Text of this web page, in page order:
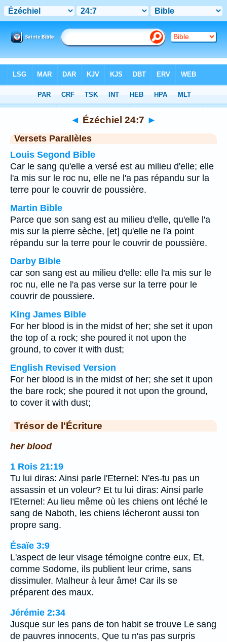
Chapitre 24> Verset 7
◄ Ézéchiel 24:7 ►
Versets Parallèles
Louis Segond Bible
Car le sang qu'elle a versé est au milieu d'elle; elle
l'a mis sur le roc nu, elle ne l'a pas répandu sur la
terre pour le couvrir de poussière.
Martin Bible
Parce que son sang est au milieu d'elle, qu'elle l'a
mis sur la pierre sèche, [et] qu'elle ne l'a point
répandu sur la terre pour le couvrir de poussière.
Darby Bible
car son sang est au milieu d'elle: elle l'a mis sur le
roc nu, elle ne l'a pas verse sur la terre pour le
couvrir de poussiere.
King James Bible
For her blood is in the midst of her; she set it upon
the top of a rock; she poured it not upon the
ground, to cover it with dust;
English Revised Version
For her blood is in the midst of her; she set it upon
the bare rock; she poured it not upon the ground,
to cover it with dust;
Trésor de l'Écriture
her blood
1 Rois 21:19
Tu lui diras: Ainsi parle l'Eternel: N'es-tu pas un
assassin et un voleur? Et tu lui diras: Ainsi parle
l'Eternel: Au lieu même où les chiens ont léché le
sang de Naboth, les chiens lécheront aussi ton
propre sang.
Ésaïe 3:9
L'aspect de leur visage témoigne contre eux, Et,
comme Sodome, ils publient leur crime, sans
dissimuler. Malheur à leur âme! Car ils se
préparent des maux.
Jérémie 2:34
Jusque sur les pans de ton habit se trouve Le sang
de pauvres innocents, Que tu n'as pas surpris